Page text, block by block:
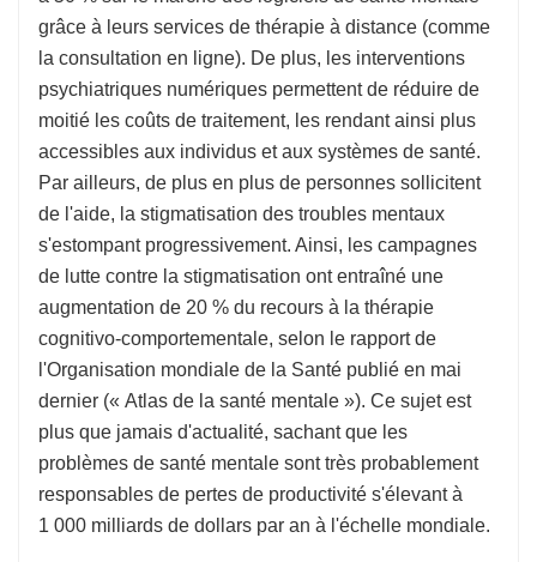
grâce à leurs services de thérapie à distance (comme
la consultation en ligne). De plus, les interventions
psychiatriques numériques permettent de réduire de
moitié les coûts de traitement, les rendant ainsi plus
accessibles aux individus et aux systèmes de santé.
Par ailleurs, de plus en plus de personnes sollicitent
de l'aide, la stigmatisation des troubles mentaux
s'estompant progressivement. Ainsi, les campagnes
de lutte contre la stigmatisation ont entraîné une
augmentation de 20 % du recours à la thérapie
cognitivo-comportementale, selon le rapport de
l'Organisation mondiale de la Santé publié en mai
dernier (« Atlas de la santé mentale »). Ce sujet est
plus que jamais d'actualité, sachant que les
problèmes de santé mentale sont très probablement
responsables de pertes de productivité s'élevant à
1 000 milliards de dollars par an à l'échelle mondiale.